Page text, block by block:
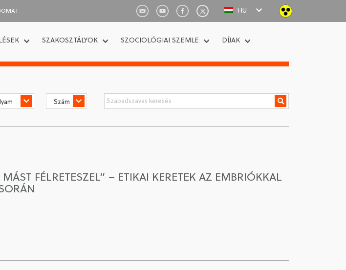
HU
SZAKOSZTÁLYOK SZOCIOLÓGIAI SZEMLE DÍJAK
FÉLRETESZEL” – ETIKAI KERETEK AZ EMBRIÓKKAL